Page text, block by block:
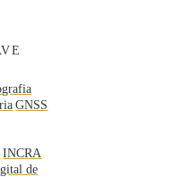
GNSS
INCRA
de